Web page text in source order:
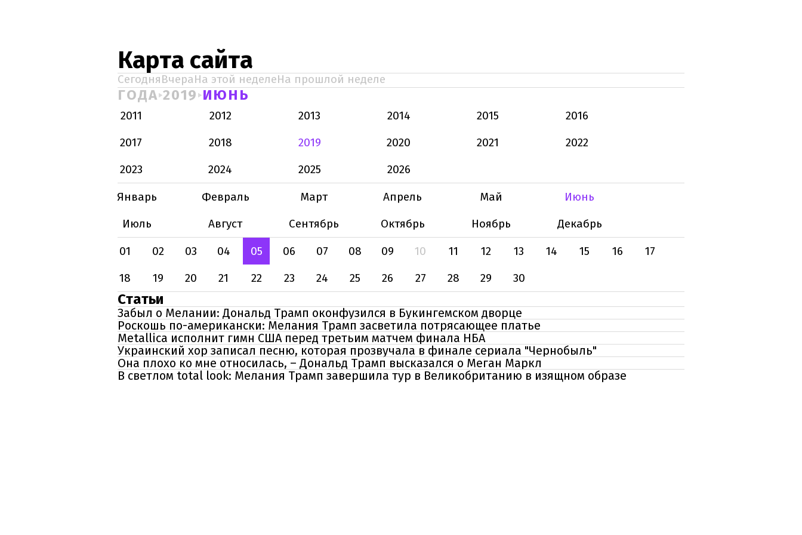
Карта сайта
СегодняВчераНа этой неделеНа прошлой неделе
ГОДА 2019 ИЮНЬ
2011 2012 2013 2014 2015
2016
2017
2018 2019 2020 2021
2022
2023
2024 2025
2026
Январь
Февраль Март Апрель Май
Июнь
Июль
Август Сентябрь Октябрь Ноябрь
Декабрь
01
02 03 04 05 06 07 08 09 10 11 12 13 14 15 16
17
18
19 20 21 22 23 24 25 26 27 28 29 30
Статьи
Забыл о Мелании: Дональд Трамп оконфузился в Букингемском дворце
Роскошь по-американски: Мелания Трамп засветила потрясающее платье
Metallica исполнит гимн США перед третьим матчем финала НБА
Украинский хор записал песню, которая прозвучала в финале сериала "Чернобыль"
Она плохо ко мне относилась, – Дональд Трамп высказался о Меган Маркл
В светлом total look: Мелания Трамп завершила тур в Великобританию в изящном образе